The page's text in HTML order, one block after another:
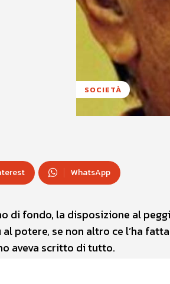
SOCIETÀ
WhatsApp
di fondo, la disposizione al
potere, se non altro ce l’ha
aveva scritto di tutto.